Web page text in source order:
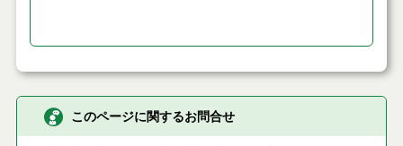
このページに関するお問合せ